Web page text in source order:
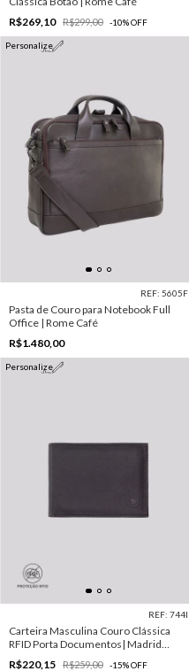
R$269,10
R$299,00 -10%OFF
Personalize
REF: 5605F
Pasta de Couro para Notebook Full
Office | Rome Café
R$1.480,00
Personalize
REF: 744I
Carteira Masculina Couro Clássica
RFID Porta Documentos| Madrid
Marrom
R$220,15 R$259,00 -15%OFF